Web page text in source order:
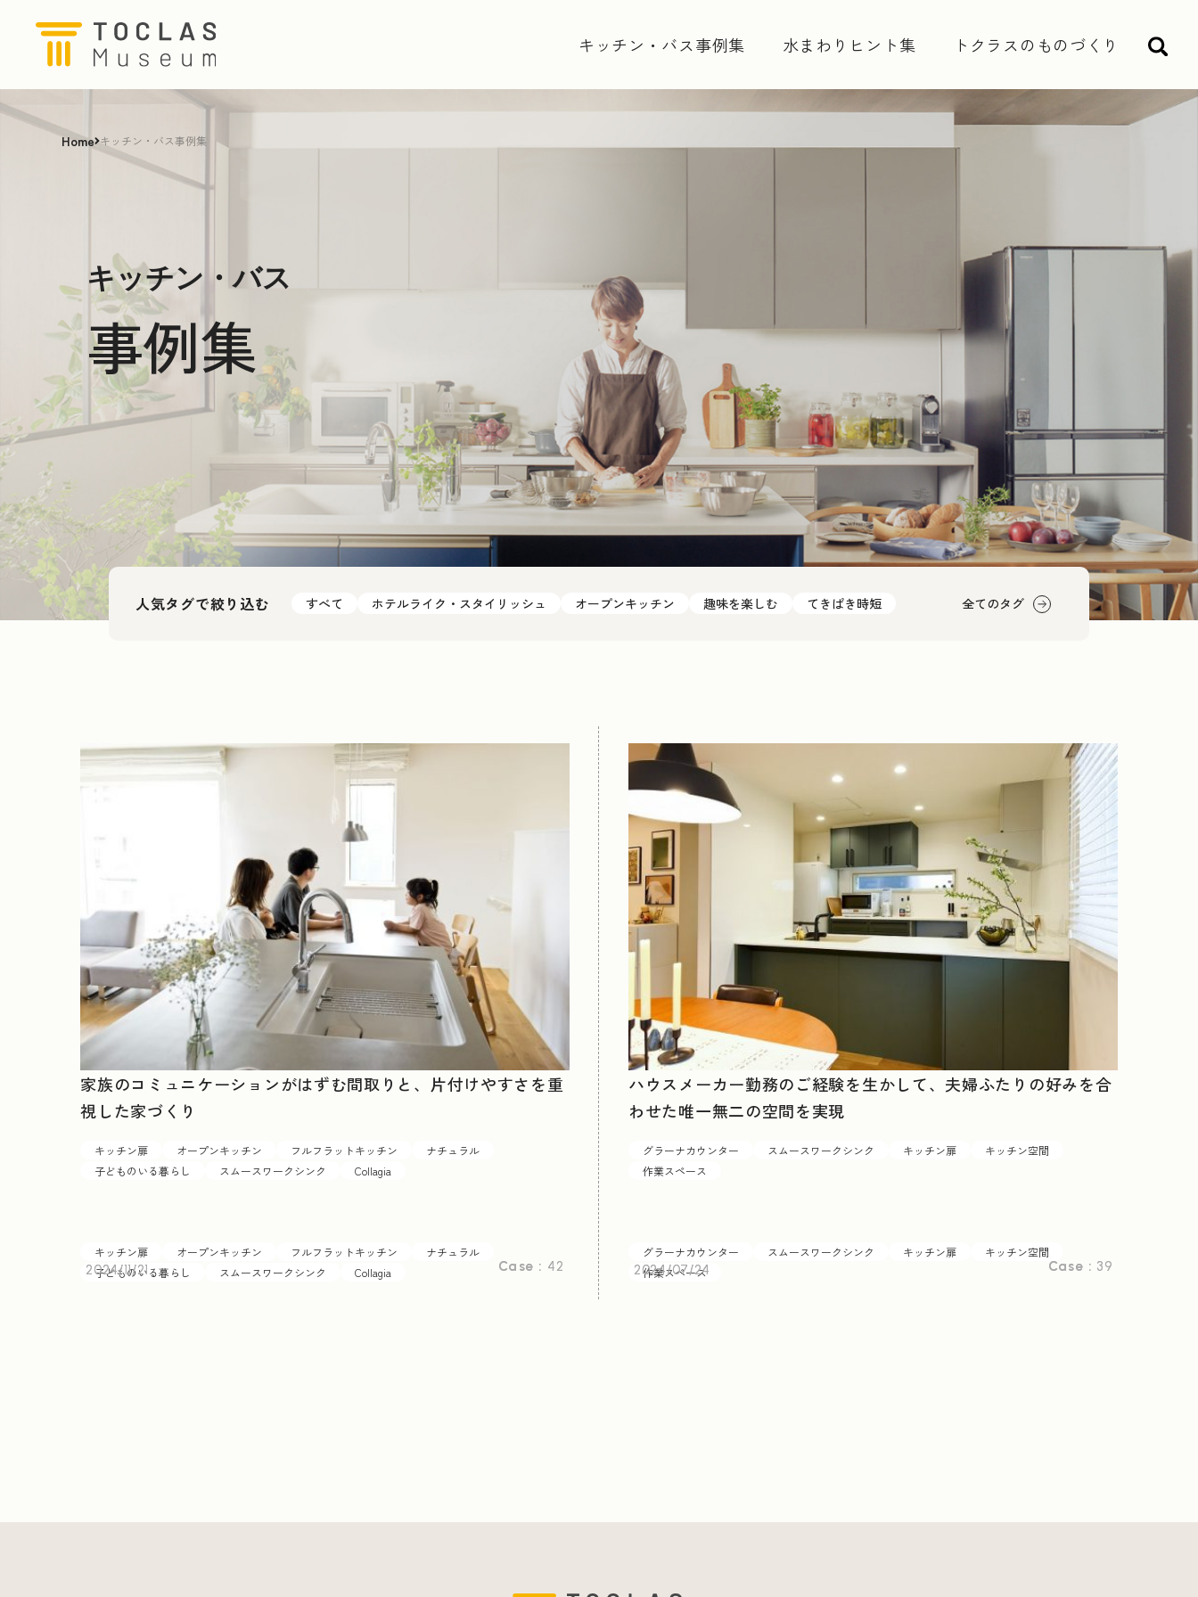
キッチン・バス事例集 水まわりヒント集
トクラスのものづくり
Home キッチン・バス事例集
キッチン・バス
事例集
人気タグで絞り込む すべて ホテルライク・スタイリッシュ オープンキッチン 趣味を楽しむ てきぱき時短 全てのタグ
家族のコミュニケーションがはずむ間取りと、片付けやすさを重
視した家づくり
キッチン扉 オープンキッチン フルフラットキッチン
ナチュラル
子どものいる暮らし
スムースワークシンク Collagia
2024/11/21 Case : 42
2024/11/21 Case : 42
キッチン扉 オープンキッチン フルフラットキッチン
ナチュラル
子どものいる暮らし
スムースワークシンク Collagia
ハウスメーカー勤務のご経験を生かして、夫婦ふたりの好みを合
わせた唯一無二の空間を実現
グラーナカウンター スムースワークシンク キッチン扉
キッチン空間
作業スペース
2024/07/24 Case : 39
2024/07/24 Case : 39
グラーナカウンター スムースワークシンク キッチン扉
キッチン空間
作業スペース